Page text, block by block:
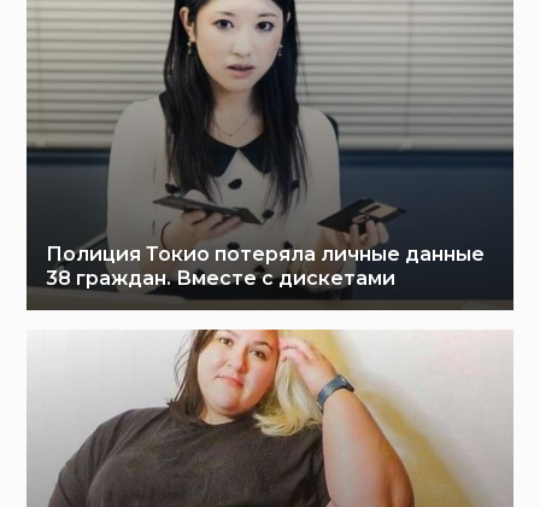
Полиция Токио потеряла личные данные
38 граждан. Вместе с дискетами